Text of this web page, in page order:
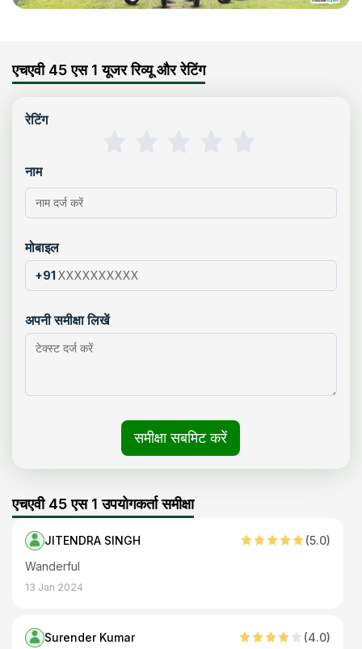
एचएवी 45 एस 1 यूजर रिव्यू और रेटिंग
रेटिंग
नाम
मोबाइल
+91
अपनी समीक्षा लिखें
समीक्षा सबमिट करें
एचएवी 45 एस 1 उपयोगकर्ता समीक्षा
JITENDRA SINGH (5.0)
Wanderful
13 Jan 2024
Surender Kumar (4.0)